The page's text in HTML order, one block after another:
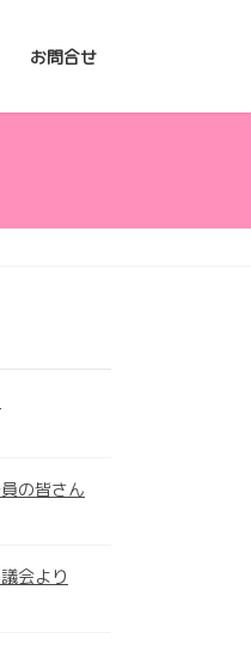
お問合せ
の皆さん
会より